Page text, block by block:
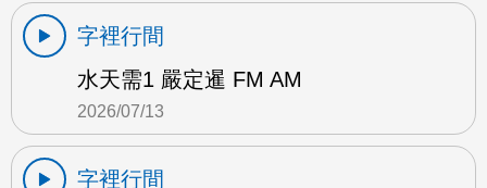
字裡行間
水天需1 嚴定暹 FM AM
2026/07/13
字裡行間